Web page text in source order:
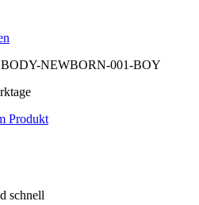
NEWBORN-001-BOY
Produkt
schnell